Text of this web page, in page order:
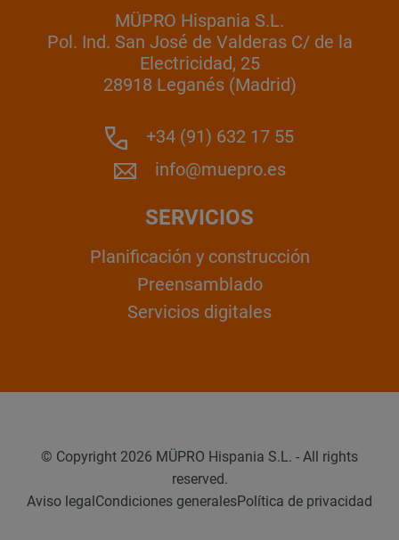
MÜPRO Hispania S.L.
Pol. Ind. San José de Valderas C/ de la
Electricidad, 25
28918 Leganés (Madrid)
+34 (91) 632 17 55
info@muepro.es
SERVICIOS
Planificación y construcción
Preensamblado
Servicios digitales
© Copyright 2026 MÜPRO Hispania S.L. - All rights
reserved.
Aviso legal Condiciones generalesPolítica de privacidad